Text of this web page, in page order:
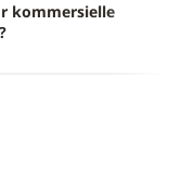
kommersielle